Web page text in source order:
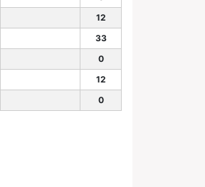
12
33
0
12
0